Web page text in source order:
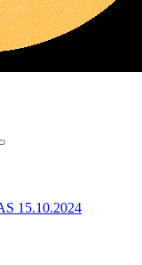
15.10.2024